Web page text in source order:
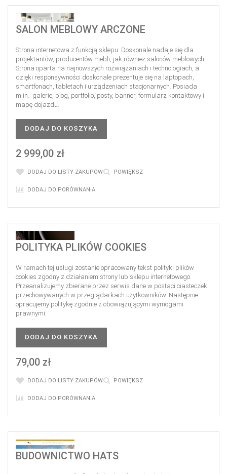
SALON MEBLOWY ARCZONE
Strona internetowa z funkcją sklepu. Doskonale nadaje się dla
projektantów, producentów mebli, jak również salonów meblowych.
Strona oparta na najnowszych rozwiązaniach i technologiach, a
dzięki responsywności doskonale prezentuje się na laptopach,
smartfonach, tabletach i urządzeniach stacjonarnych. Posiada
m.in.: galerie, blog, portfolio, posty, banner, formularz kontaktowy i
mapę dojazdu.
DODAJ DO KOSZYKA
2 999,00 zł
DODAJ DO LISTY ZAKUPÓW POWIĘKSZ
DODAJ DO PORÓWNANIA
POLITYKA PLIKÓW COOKIES
W ramach tej usługi zostanie opracowany tekst polityki plików
cookies zgodny z działaniem strony lub sklepu internetowego.
Przeanalizujemy zbierane przez serwis dane w postaci ciasteczek
przechowywanych w przeglądarkach użytkowników. Następnie
opracujemy politykę zgodnie z obowiązującymi wymogami
prawnymi.
DODAJ DO KOSZYKA
79,00 zł
DODAJ DO LISTY ZAKUPÓW POWIĘKSZ
DODAJ DO PORÓWNANIA
BUDOWNICTWO HATS